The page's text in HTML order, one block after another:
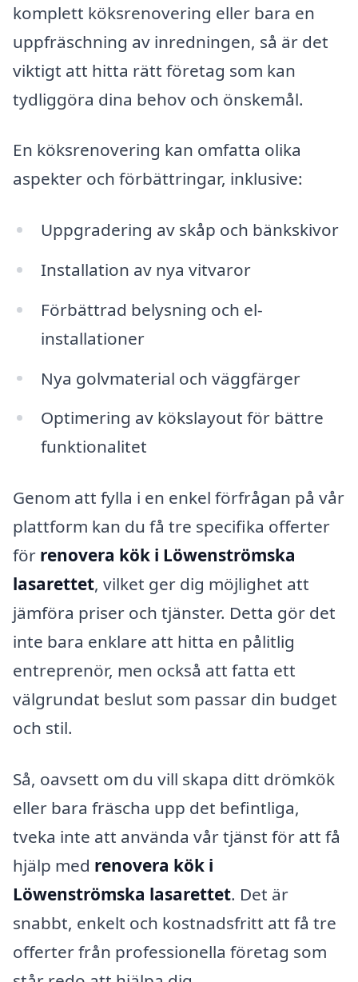
komplett köksrenovering eller bara en
uppfräschning av inredningen, så är det
viktigt att hitta rätt företag som kan
tydliggöra dina behov och önskemål.
En köksrenovering kan omfatta olika
aspekter och förbättringar, inklusive:
Uppgradering av skåp och bänkskivor
Installation av nya vitvaror
Förbättrad belysning och el-
installationer
Nya golvmaterial och väggfärger
Optimering av kökslayout för bättre
funktionalitet
Genom att fylla i en enkel förfrågan på vår
plattform kan du få tre specifika offerter
för renovera kök i Löwenströmska
lasarettet, vilket ger dig möjlighet att
jämföra priser och tjänster. Detta gör det
inte bara enklare att hitta en pålitlig
entreprenör, men också att fatta ett
välgrundat beslut som passar din budget
och stil.
Så, oavsett om du vill skapa ditt drömkök
eller bara fräscha upp det befintliga,
tveka inte att använda vår tjänst för att få
hjälp med renovera kök i
Löwenströmska lasarettet. Det är
snabbt, enkelt och kostnadsfritt att få tre
offerter från professionella företag som